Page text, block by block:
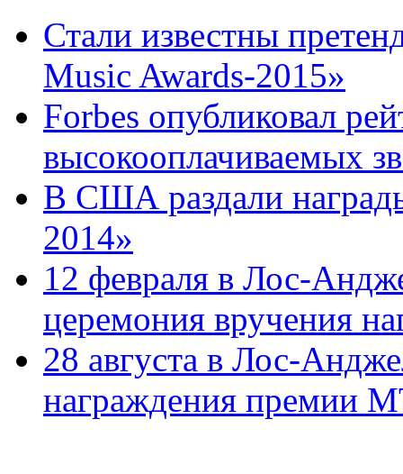
Стали известны
Music Awards-2015»
Forbes опубликовал
высокооплачиваемых
В США раздали
2014»
12 февраля в Лос-
церемония вручения
28 августа в Лос-
награждения премии